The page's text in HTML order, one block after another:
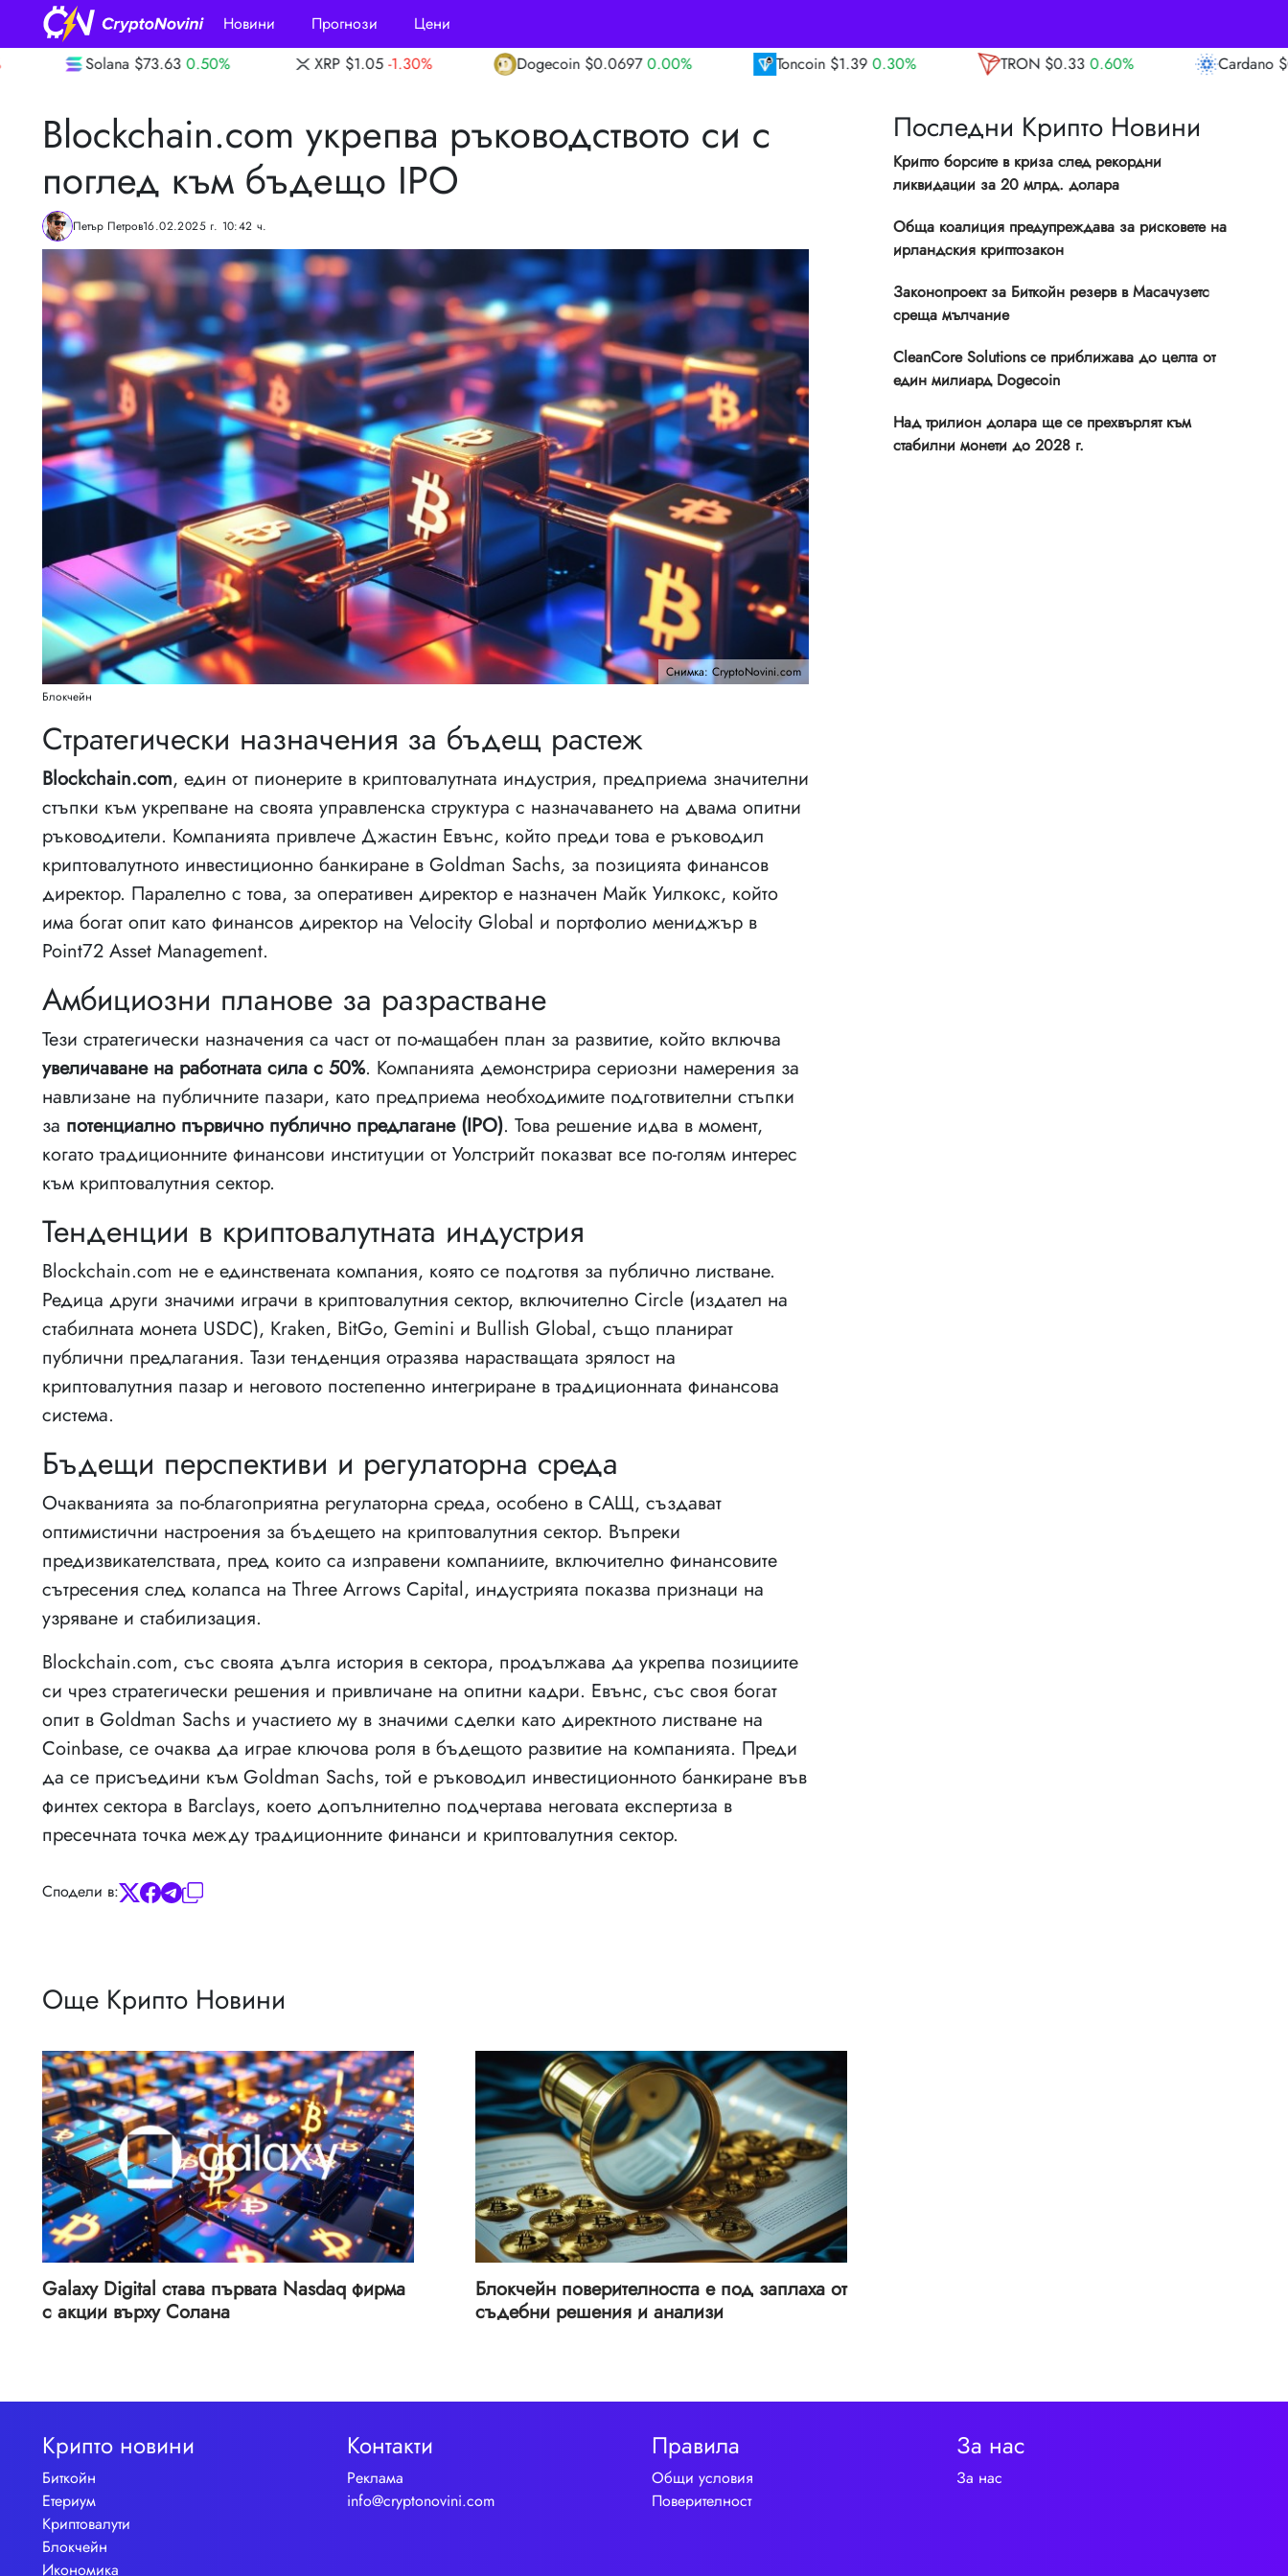
Новини Прогнози
Цени
0.50% XRP $1.05 Dogecoin $0.0697 0.00% Toncoin $1.39 0.30% TRON $0.33 0.60% Cardano -0.30%
Blockchain.com укрепва ръководството си с
поглед към бъдещо IPO
Петър Петров16.02.2025 г. 10:42 ч.
Снимка: CryptoNovini.com
Блокчейн
Стратегически назначения за бъдещ растеж
Blockchain.com, един от пионерите в криптовалутната индустрия, предприема значителни
стъпки към укрепване на своята управленска структура с назначаването на двама опитни
ръководители. Компанията привлече Джастин Евънс, който преди това е ръководил
криптовалутното инвестиционно банкиране в Goldman Sachs, за позицията финансов
директор. Паралелно с това, за оперативен директор е назначен Майк Уилкокс, който
има богат опит като финансов директор на Velocity Global и портфолио мениджър в
Point72 Asset Management.
Амбициозни планове за разрастване
Тези стратегически назначения са част от по-мащабен план за развитие, който включва
увеличаване на работната сила с 50%. Компанията демонстрира сериозни намерения за
навлизане на публичните пазари, като предприема необходимите подготвителни стъпки
за потенциално първично публично предлагане (IPO). Това решение идва в момент,
когато традиционните финансови институции от Уолстрийт показват все по-голям интерес
към криптовалутния сектор.
Тенденции в криптовалутната индустрия
Blockchain.com не е единствената компания, която се подготвя за публично листване.
Редица други значими играчи в криптовалутния сектор, включително Circle (издател на
стабилната монета USDC), Kraken, BitGo, Gemini и Bullish Global, също планират
публични предлагания. Тази тенденция отразява нарастващата зрялост на
криптовалутния пазар и неговото постепенно интегриране в традиционната финансова
система.
Бъдещи перспективи и регулаторна среда
Очакванията за по-благоприятна регулаторна среда, особено в САЩ, създават
оптимистични настроения за бъдещето на криптовалутния сектор. Въпреки
предизвикателствата, пред които са изправени компаниите, включително финансовите
сътресения след колапса на Three Arrows Capital, индустрията показва признаци на
узряване и стабилизация.
Blockchain.com, със своята дълга история в сектора, продължава да укрепва позициите
си чрез стратегически решения и привличане на опитни кадри. Евънс, със своя богат
опит в Goldman Sachs и участието му в значими сделки като директното листване на
Coinbase, се очаква да играе ключова роля в бъдещото развитие на компанията. Преди
да се присъедини към Goldman Sachs, той е ръководил инвестиционното банкиране във
финтех сектора в Barclays, което допълнително подчертава неговата експертиза в
пресечната точка между традиционните финанси и криптовалутния сектор.
Сподели в:
Последни Крипто Новини
Крипто борсите в криза след рекордни
ликвидации за 20 млрд. долара
Обща коалиция предупреждава за рисковете на
ирландския криптозакон
Законопроект за Биткойн резерв в Масачузетс
среща мълчание
CleanCore Solutions се приближава до целта от
един милиард Dogecoin
Над трилион долара ще се прехвърлят към
стабилни монети до 2028 г.
Още Крипто Новини
Galaxy Digital става първата Nasdaq фирма
с акции върху Солана
Блокчейн поверителността е под заплаха от
съдебни решения и анализи
Крипто новини
Биткойн
Етериум
Криптовалути
Блокчейн
Икономика
Контакти
Реклама
info@cryptonovini.com
Правила
Общи условия
Поверителност
За нас
За нас